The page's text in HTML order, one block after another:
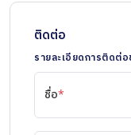
ติดต่อ
รายละเอียดการติดต่
ชื่อ*